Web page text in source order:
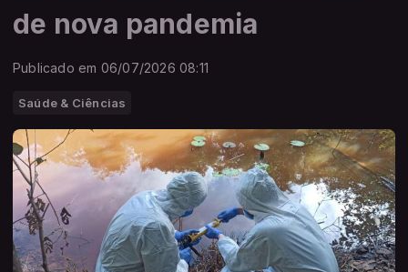
de nova pandemia
Publicado em 06/07/2026 08:11
Saúde & Ciências